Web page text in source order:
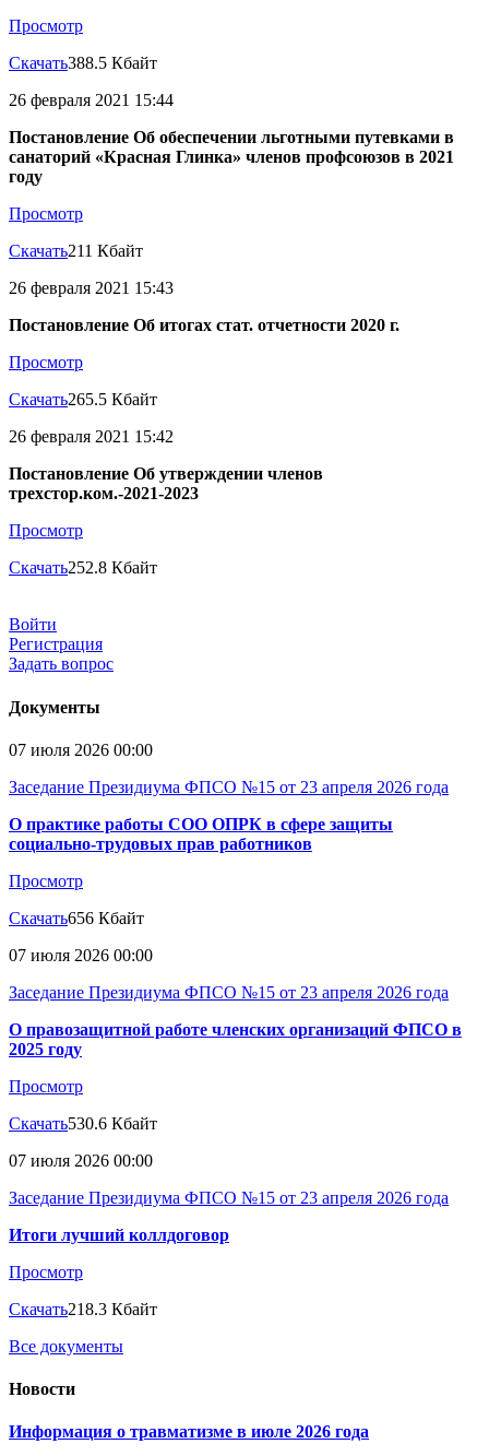
Просмотр
Скачать388.5 Кбайт
26 февраля 2021 15:44
Постановление Об обеспечении льготными путевками в
санаторий «Красная Глинка» членов профсоюзов в 2021
году
Просмотр
Скачать211 Кбайт
26 февраля 2021 15:43
Постановление Об итогах стат. отчетности 2020 г.
Просмотр
Скачать265.5 Кбайт
26 февраля 2021 15:42
Постановление Об утверждении членов
трехстор.ком.-2021-2023
Просмотр
Скачать252.8 Кбайт
Войти
Регистрация
Задать вопрос
Документы
07 июля 2026 00:00
Заседание Президиума ФПСО №15 от 23 апреля 2026 года
О практике работы СОО ОПРК в сфере защиты
социально-трудовых прав работников
Просмотр
Скачать656 Кбайт
07 июля 2026 00:00
Заседание Президиума ФПСО №15 от 23 апреля 2026 года
О правозащитной работе членских организаций ФПСО в
2025 году
Просмотр
Скачать530.6 Кбайт
07 июля 2026 00:00
Заседание Президиума ФПСО №15 от 23 апреля 2026 года
Итоги лучший коллдоговор
Просмотр
Скачать218.3 Кбайт
Все документы
Новости
Информация о травматизме в июле 2026 года